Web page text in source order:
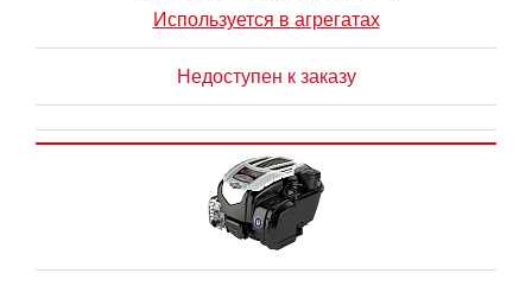
Используется в агрегатах
Недоступен к заказу